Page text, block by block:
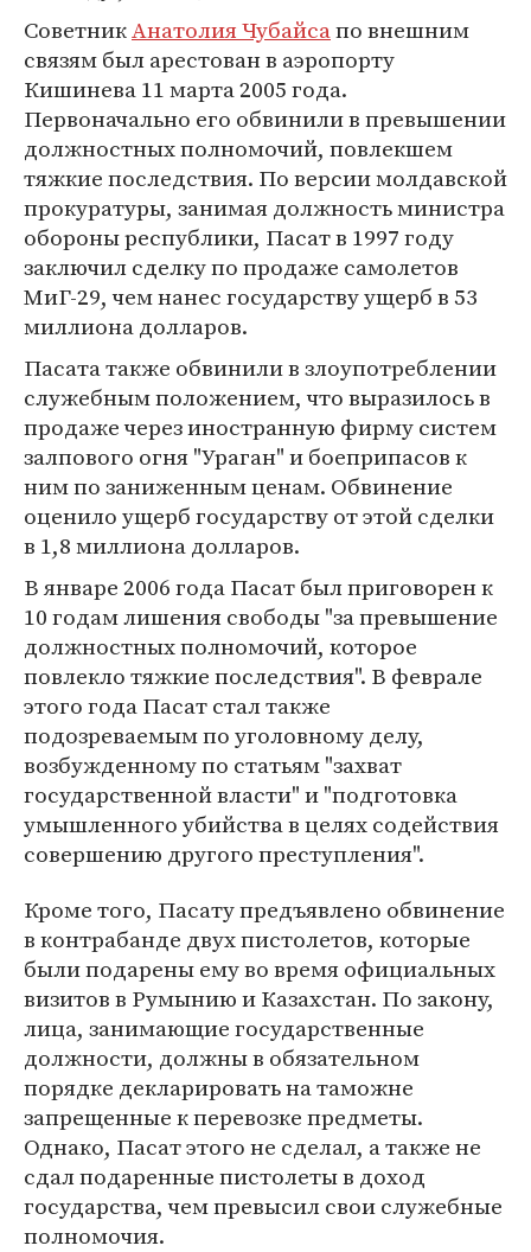
СоветникАнатолия Чубайсапо внешним
связям был арестован в аэропорту
Кишинева 11 марта 2005 года.
Первоначально его обвинили в превышении
должностных полномочий, повлекшем
тяжкие последствия. По версии молдавской
прокуратуры, занимая должность министра
обороны республики, Пасат в 1997 году
заключил сделку по продаже самолетов
МиГ-29, чем нанес государству ущерб в 53
миллиона долларов.
Пасата также обвинили в злоупотреблении
служебным положением, что выразилось в
продаже через иностранную фирму систем
залпового огня "Ураган" и боеприпасов к
ним по заниженным ценам. Обвинение
оценило ущерб государству от этой сделки
в 1,8 миллиона долларов.
В январе 2006 года Пасат был приговорен к
10 годам лишения свободы "за превышение
должностных полномочий, которое
повлекло тяжкие последствия". В феврале
этого года Пасат стал также
подозреваемым по уголовному делу,
возбужденному по статьям "захват
государственной власти" и "подготовка
умышленного убийства в целях содействия
совершению другого преступления".
Кроме того, Пасату предъявлено обвинение
в контрабанде двух пистолетов, которые
были подарены ему во время официальных
визитов в Румынию и Казахстан. По закону,
лица, занимающие государственные
должности, должны в обязательном
порядке декларировать на таможне
запрещенные к перевозке предметы.
Однако, Пасат этого не сделал, а также не
сдал подаренные пистолеты в доход
государства, чем превысил свои служебные
полномочия.